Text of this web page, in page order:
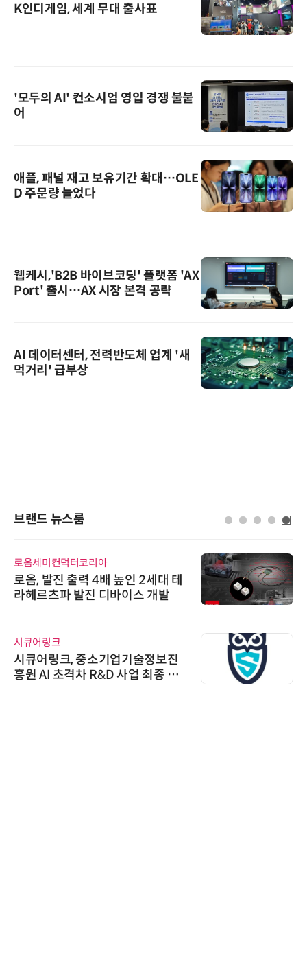
K인디게임, 세계 무대 출사표
'모두의 AI' 컨소시엄 영입 경쟁 불붙
어
애플, 패널 재고 보유기간 확대…OLE
D 주문량 늘었다
웹케시,'B2B 바이브코딩' 플랫폼 'AX
Port' 출시…AX 시장 본격 공략
AI 데이터센터, 전력반도체 업계 '새
먹거리' 급부상
브랜드 뉴스룸
로옴세미컨덕터코리아
로옴, 발진 출력 4배 높인 2세대 테
라헤르츠파 발진 디바이스 개발
시큐어링크
시큐어링크, 중소기업기술정보진
흥원 AI 초격차 R&D 사업 최종 선